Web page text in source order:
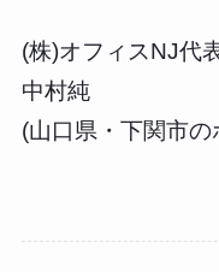
(株)オフィスNJ代
中村純
(山口県・下関市の